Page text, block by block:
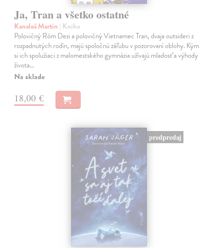
Ja, Tran a všetko ostatné
Kanaloš Martin | Kniha
Polovičný Róm Dezi a polovičný Vietnamec Tran, dvaja outsideri z
rozpadnutých rodín, majú spoločnú záľubu v pozorovaní oblohy. Kým
si ich spolužiaci z malomestského gymnázia užívajú mladosť a výhody
života…
Na sklade
18,00 €
predpredaj